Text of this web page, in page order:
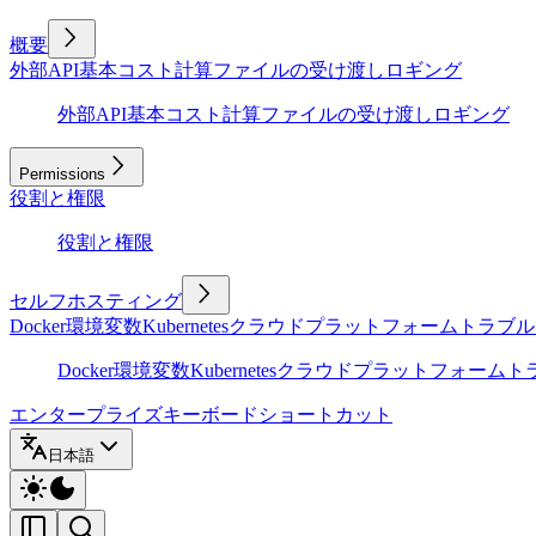
概要
外部API基本コスト計算ファイルの受け渡し ロギング
外部API基本コスト計算ファイルの受け渡し ロギング
Permissions
役割と権限
役割と権限
セルフホスティング
Docker環境変数Kubernetesクラウドプラットフォーム トラブ
Docker環境変数Kubernetesクラウドプラットフォーム ト
エンタープライズキーボードショートカット
日本語